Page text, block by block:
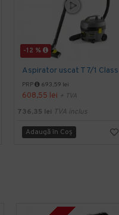
-12 %
PRP 693,59 lei
608,55 lei + TVA
736,35 lei TVA inclus
Adaugă în Coş